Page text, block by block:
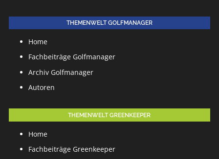
THEMENWELT GOLFMANAGER
Home
Fachbeiträge Golfmanager
Archiv Golfmanager
Autoren
THEMENWELT GREENKEEPER
Home
Fachbeiträge Greenkeeper